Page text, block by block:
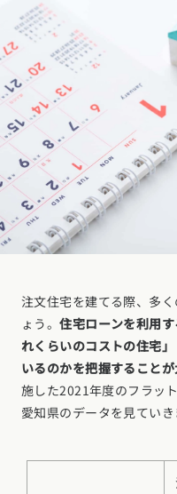
注文住宅を建てる際、多
ょう。住宅ローンを利用
れくらいのコストの住宅
いるのかを把握すること
施した2021年度のフラッ
愛知県のデータを見ていき